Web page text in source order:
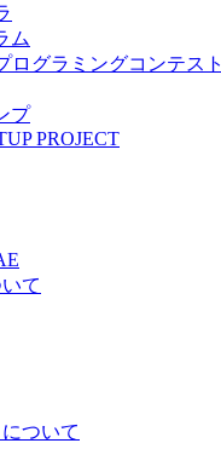
ム
ログラミングコンテスト
プ
PROJECT
て
ついて